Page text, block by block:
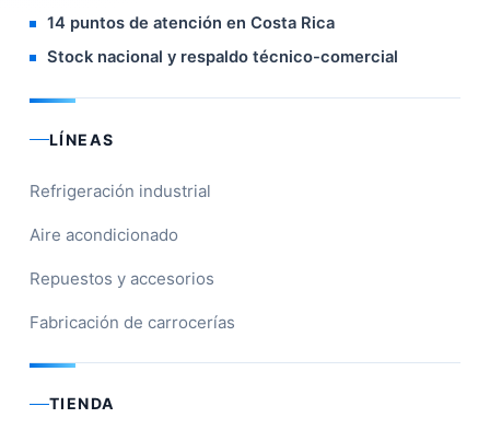
14 puntos de atención en Costa Rica
Stock nacional y respaldo técnico-comercial
LÍNEAS
Refrigeración industrial
Aire acondicionado
Repuestos y accesorios
Fabricación de carrocerías
TIENDA